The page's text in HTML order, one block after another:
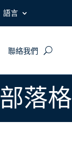
語言
聯絡我們
落格